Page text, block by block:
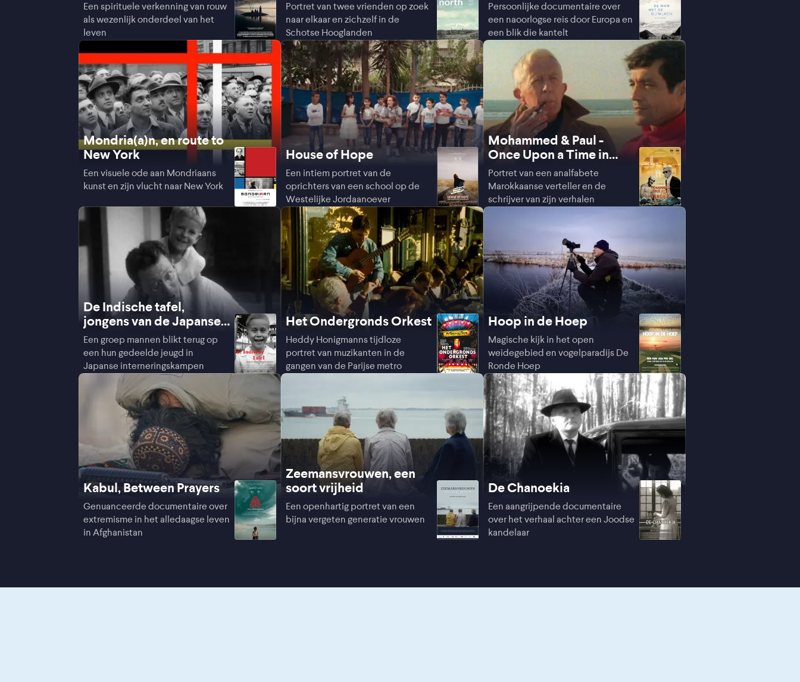
Een spirituele verkenning van rouw
als wezenlijk onderdeel van het
leven
Portret van twee vrienden op zoek
naar elkaar en zichzelf in de
Schotse Hooglanden
Persoonlijke documentaire over
een naoorlogse reis door Europa en
een blik die kantelt
Mondria(a)n, en route to
New York
Een visuele ode aan Mondriaans
kunst en zijn vlucht naar New York
House of Hope
Een intiem portret van de
oprichters van een school op de
Westelijke Jordaanoever
Mohammed & Paul -
Once Upon a Time in
Tangier
Portret van een analfabete
Marokkaanse verteller en de
schrijver van zijn verhalen
De Indische tafel,
jongens van de Japanse
kampen
Een groep mannen blikt terug op
een hun gedeelde jeugd in
Japanse interneringskampen
Het Ondergronds Orkest
Heddy Honigmanns tijdloze
portret van muzikanten in de
gangen van de Parijse metro
Hoop in de Hoep
Magische kijk in het open
weidegebied en vogelparadijs De
Ronde Hoep
Kabul, Between Prayers
Genuanceerde documentaire over
extremisme in het alledaagse leven
in Afghanistan
Zeemansvrouwen, een
soort vrijheid
Een openhartig portret van een
bijna vergeten generatie vrouwen
De Chanoekia
Een aangrijpende documentaire
over het verhaal achter een Joodse
kandelaar